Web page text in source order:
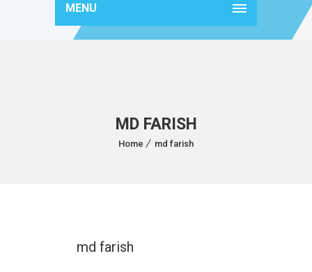
MENU
MD FARISH
Home md farish
md farish